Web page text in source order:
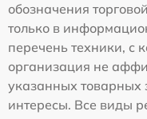
обозначения
только в
перечень техники, с
организация не
указанных товарных
интересы. Все виды